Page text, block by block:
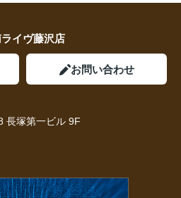
イヴ藤沢店
お問い合わせ
長塚第一ビル 9F